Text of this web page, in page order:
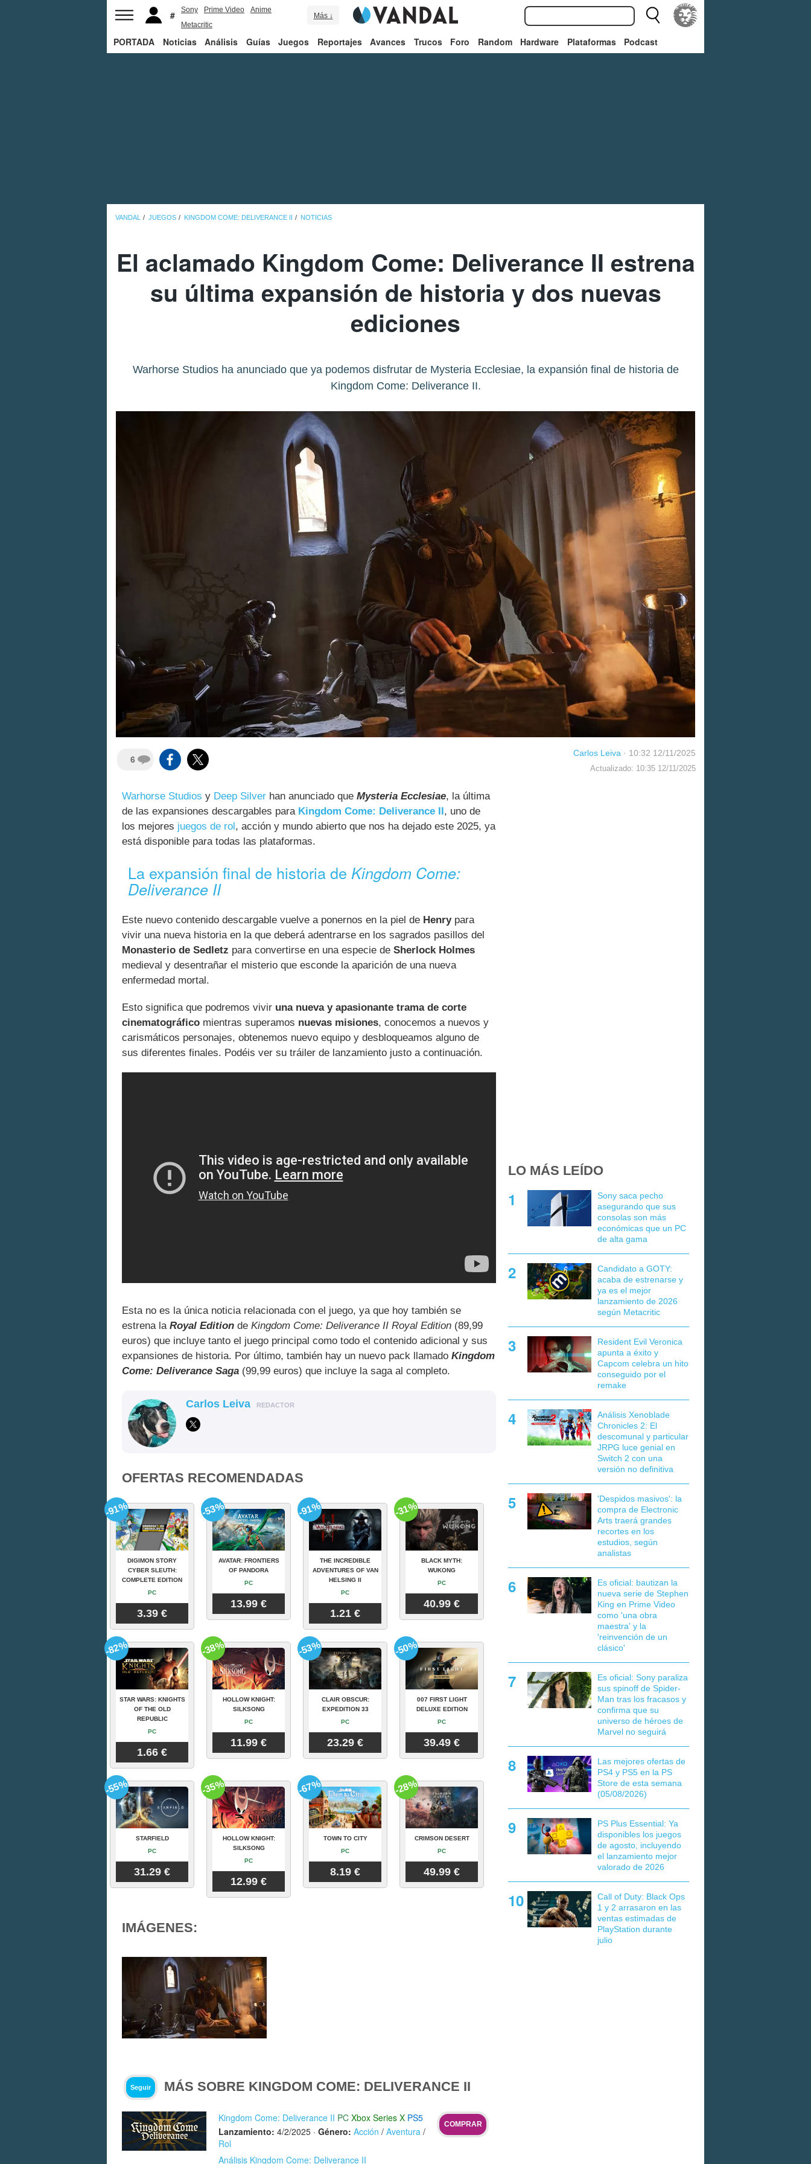
Sony Prime Video
Anime
Metacritic
Más ↓
PORTADA Noticias Análisis Guías Juegos Reportajes Avances Trucos Foro Random Hardware Plataformas Podcast
VANDAL JUEGOS KINGDOM COME: DELIVERANCE II NOTICIAS
El aclamado Kingdom Come: Deliverance II estrena
su última expansión de historia y dos nuevas
ediciones
Warhorse Studios ha anunciado que ya podemos disfrutar de Mysteria Ecclesiae, la expansión final de historia de
Kingdom Come: Deliverance II.
6
Carlos Leiva · 10:32 12/11/2025
Actualizado: 10:35 12/11/2025
Warhorse Studios y Deep Silver han anunciado que Mysteria Ecclesiae, la última
de las expansiones descargables para Kingdom Come: Deliverance II , uno de
los mejores juegos de rol , acción y mundo abierto que nos ha dejado este 2025, ya
está disponible para todas las plataformas.
La expansión final de historia de Kingdom Come:
Deliverance II
Este nuevo contenido descargable vuelve a ponernos en la piel de Henrypara
vivir una nueva historia en la que deberá adentrarse en los sagrados pasillos del
Monasterio de Sedletz para convertirse en una especie de Sherlock Holmes
medieval y desentrañar el misterio que esconde la aparición de una nueva
enfermedad mortal.
Esto significa que podremos vivir una nueva y apasionante trama de corte
cinematográfico mientras superamos nuevas misiones, conocemos a nuevos y
carismáticos personajes, obtenemos nuevo equipo y desbloqueamos alguno de
sus diferentes finales. Podéis ver su tráiler de lanzamiento justo a continuación.
Esta no es la única noticia relacionada con el juego, ya que hoy también se
estrena la Royal Edition de Kingdom Come: Deliverance II Royal Edition (89,99
euros) que incluye tanto el juego principal como todo el contenido adicional y sus
expansiones de historia. Por último, también hay un nuevo pack llamado Kingdom
Come: Deliverance Saga (99,99 euros) que incluye la saga al completo.
Carlos Leiva REDACTOR
OFERTAS RECOMENDADAS
DIGIMON STORY
CYBER SLEUTH:
COMPLETE EDITION
PC
3.39 €
-91%
AVATAR: FRONTIERS
OF PANDORA
PC
13.99 €
-53%
THE INCREDIBLE
ADVENTURES OF VAN
HELSING II
PC
1.21 €
-91%
BLACK MYTH:
WUKONG
PC
40.99 €
-31%
STAR WARS: KNIGHTS
OF THE OLD
REPUBLIC
PC
1.66 €
-82%
HOLLOW KNIGHT:
SILKSONG
PC
11.99 €
-38%
CLAIR OBSCUR:
EXPEDITION 33
PC
23.29 €
-53%
007 FIRST LIGHT
DELUXE EDITION
PC
39.49 €
-50%
STARFIELD
PC
31.29 €
-55%
HOLLOW KNIGHT:
SILKSONG
PC
12.99 €
-35%
TOWN TO CITY
PC
8.19 €
-67%
CRIMSON DESERT
PC
49.99 €
-28%
IMÁGENES:
Seguir MÁS SOBRE KINGDOM COME: DELIVERANCE II
Kingdom Come: Deliverance II PC Xbox Series X PS5
Lanzamiento: 4/2/2025 · Género: Acción / Aventura /
Rol
COMPRAR
Análisis Kingdom Come: Deliverance II
LO MÁS LEÍDO
Sony saca pecho
asegurando que sus
consolas son más
económicas que un PC
de alta gama
Candidato a GOTY:
acaba de estrenarse y
ya es el mejor
lanzamiento de 2026
según Metacritic
Resident Evil Veronica
apunta a éxito y
Capcom celebra un hito
conseguido por el
remake
Análisis Xenoblade
Chronicles 2: El
descomunal y particular
JRPG luce genial en
Switch 2 con una
versión no definitiva
'Despidos masivos': la
compra de Electronic
Arts traerá grandes
recortes en los
estudios, según
analistas
Es oficial: bautizan la
nueva serie de Stephen
King en Prime Video
como 'una obra
maestra' y la
'reinvención de un
clásico'
Es oficial: Sony paraliza
sus spinoff de Spider-
Man tras los fracasos y
confirma que su
universo de héroes de
Marvel no seguirá
Las mejores ofertas de
PS4 y PS5 en la PS
Store de esta semana
(05/08/2026)
PS Plus Essential: Ya
disponibles los juegos
de agosto, incluyendo
el lanzamiento mejor
valorado de 2026
Call of Duty: Black Ops
1 y 2 arrasaron en las
ventas estimadas de
PlayStation durante
julio